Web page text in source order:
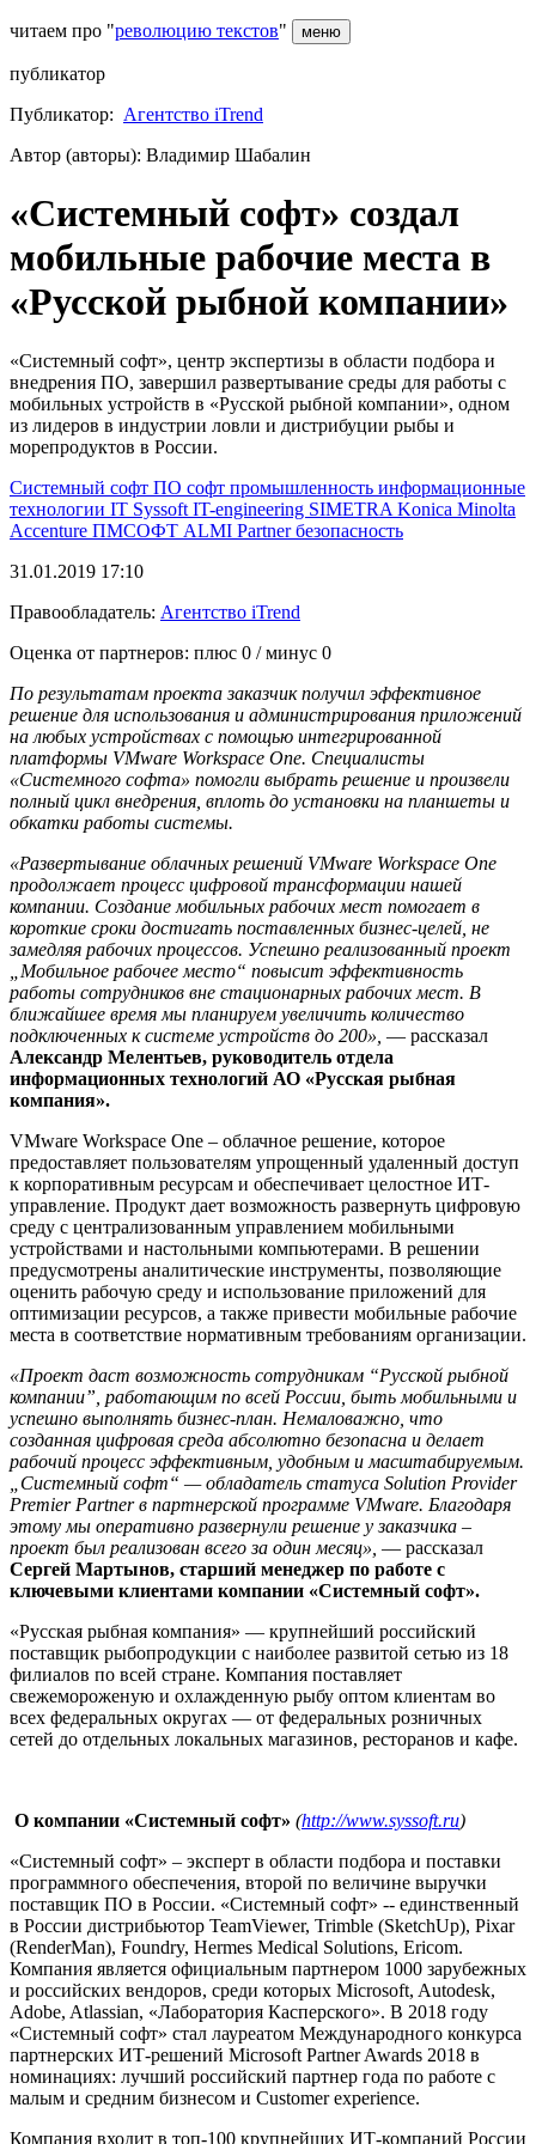
читаем про "революцию текстов" меню
публикатор
Публикатор: Агентство iTrend
Автор (авторы): Владимир Шабалин
«Системный софт» создал
мобильные рабочие места в
«Русской рыбной компании»
«Системный софт», центр экспертизы в области подбора и
внедрения ПО, завершил развертывание среды для работы с
мобильных устройств в «Русской рыбной компании», одном
из лидеров в индустрии ловли и дистрибуции рыбы и
морепродуктов в России.
Системный софт ПО софт промышленность информационные
технологии IT Syssoft IT-engineering SIMETRA Konica Minolta
Accenture ПМСОФТ ALMI Partnerбезопасность
31.01.2019 17:10
Правообладатель: Агентство iTrend
Оценка от партнеров: плюс 0 / минус 0
По результатам проекта заказчик получил эффективное
решение для использования и администрирования приложений
на любых устройствах с помощью интегрированной
платформы VMware Workspace One. Специалисты
«Системного софта» помогли выбрать решение и произвели
полный цикл внедрения, вплоть до установки на планшеты и
обкатки работы системы.
«Развертывание облачных решений VMware Workspace One
продолжает процесс цифровой трансформации нашей
компании. Создание мобильных рабочих мест помогает в
короткие сроки достигать поставленных бизнес-целей, не
замедляя рабочих процессов. Успешно реализованный проект
„Мобильное рабочее место“ повысит эффективность
работы сотрудников вне стационарных рабочих мест. В
ближайшее время мы планируем увеличить количество
подключенных к системе устройств до 200», — рассказал
Александр Мелентьев, руководитель отдела
информационных технологий АО «Русская рыбная
компания».
VMware Workspace One – облачное решение, которое
предоставляет пользователям упрощенный удаленный доступ
к корпоративным ресурсам и обеспечивает целостное ИТ-
управление. Продукт дает возможность развернуть цифровую
среду с централизованным управлением мобильными
устройствами и настольными компьютерами. В решении
предусмотрены аналитические инструменты, позволяющие
оценить рабочую среду и использование приложений для
оптимизации ресурсов, а также привести мобильные рабочие
места в соответствие нормативным требованиям организации.
«Проект даст возможность сотрудникам “Русской рыбной
компании”, работающим по всей России, быть мобильными и
успешно выполнять бизнес-план. Немаловажно, что
созданная цифровая среда абсолютно безопасна и делает
рабочий процесс эффективным, удобным и масштабируемым.
„Системный софт“ — обладатель статуса Solution Provider
Premier Partner в партнерской программе VMware. Благодаря
этому мы оперативно развернули решение у заказчика –
проект был реализован всего за один месяц», — рассказал
Сергей Мартынов, старший менеджер по работе с
ключевыми клиентами компании «Системный софт».
«Русская рыбная компания» — крупнейший российский
поставщик рыбопродукции с наиболее развитой сетью из 18
филиалов по всей стране. Компания поставляет
свежемороженую и охлажденную рыбу оптом клиентам во
всех федеральных округах — от федеральных розничных
сетей до отдельных локальных магазинов, ресторанов и кафе.
О компании «Системный софт» (http://www.syssoft.ru)
«Системный софт» – эксперт в области подбора и поставки
программного обеспечения, второй по величине выручки
поставщик ПО в России. «Системный софт» -- единственный
в России дистрибьютор TeamViewer, Trimble (SketchUp), Pixar
(RenderMan), Foundry, Hermes Medical Solutions, Ericom.
Компания является официальным партнером 1000 зарубежных
и российских вендоров, среди которых Microsoft, Autodesk,
Adobe, Atlassian, «Лаборатория Касперского». В 2018 году
«Системный софт» стал лауреатом Международного конкурса
партнерских ИТ-решений Microsoft Partner Awards 2018 в
номинациях: лучший российский партнер года по работе с
малым и средним бизнесом и Customer experience.
Компания входит в топ-100 крупнейших ИТ-компаний России